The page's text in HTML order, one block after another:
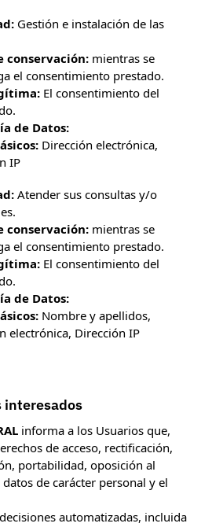
Gestión e instalación de las
conservación: mientras se
el consentimiento prestado.
El consentimiento del
de Datos:
Dirección electrónica,
IP
Atender sus consultas y/o
conservación: mientras se
el consentimiento prestado.
El consentimiento del
de Datos:
Nombre y apellidos,
electrónica, Dirección IP
interesados
informa a los Usuarios que,
de acceso, rectificación,
portabilidad, oposición al
de carácter personal y el
automatizadas, incluida